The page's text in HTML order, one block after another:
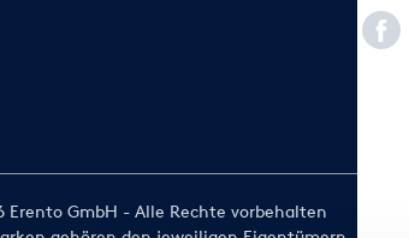
Erento GmbH - Alle Rechte vorbehalten